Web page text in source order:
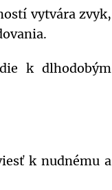
vytvára zvyk,
k dlhodobým
k nudnému a